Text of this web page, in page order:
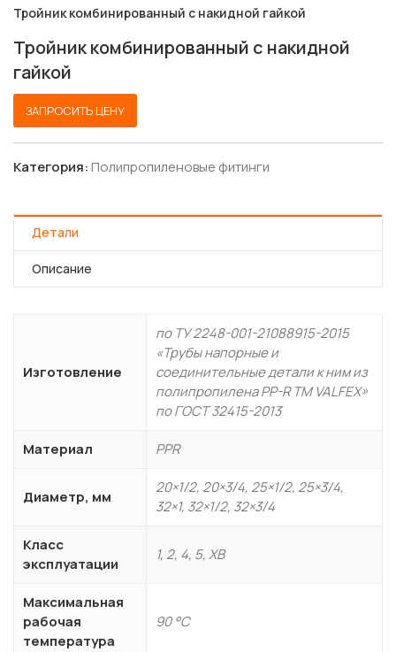
Тройник комбинированный с накидной гайкой
Тройник комбинированный с накидной
гайкой
ЗАПРОСИТЬ ЦЕНУ
Категория:Полипропиленовые фитинги
Детали
Описание
Изготовление
по ТУ 2248-001-21088915-2015
«Трубы напорные и
соединительные детали к ним из
полипропилена PP-R ТМ VALFEX»
по ГОСТ 32415-2013
Материал PPR
Диаметр, мм
20×1/2, 20×3/4, 25×1/2, 25×3/4,
32×1, 32×1/2, 32×3/4
Класс
эксплуатации
1, 2, 4, 5, ХВ
Максимальная
рабочая
температура
90 °С